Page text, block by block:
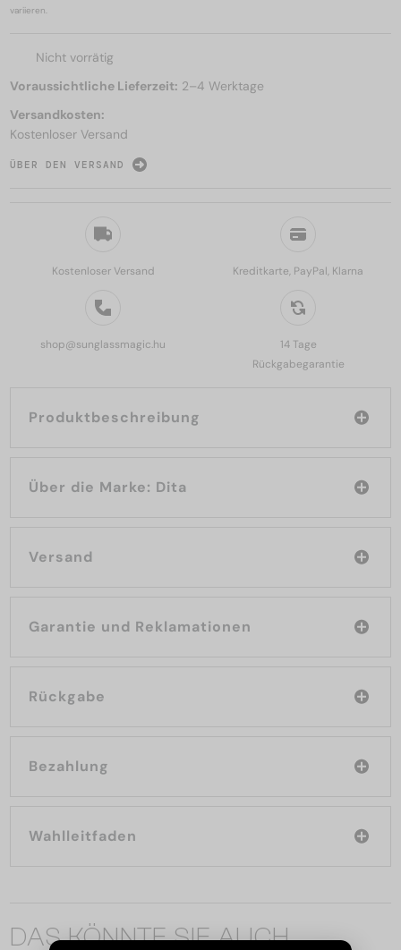
Kostenloser Versand Kreditkarte, PayPal, Klarna
shop@sunglassmagic.hu
14 Tage
Rückgabegarantie
Produktbeschreibung
Über die Marke: Dita
Versand
Garantie und Reklamationen
Rückgabe
Bezahlung
Wahlleitfaden
variieren.
Nicht vorrätig
Voraussichtliche Lieferzeit: 2–4 Werktage
Versandkosten:
Kostenloser Versand
ÜBER DEN VERSAND
DAS KÖNNTE SIE AUCH